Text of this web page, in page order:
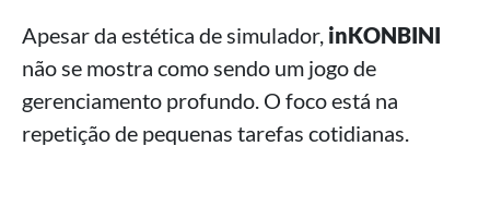
Apesar da estética de simulador, inKONBINI
não se mostra como sendo um jogo de
gerenciamento profundo. O foco está na
repetição de pequenas tarefas cotidianas.